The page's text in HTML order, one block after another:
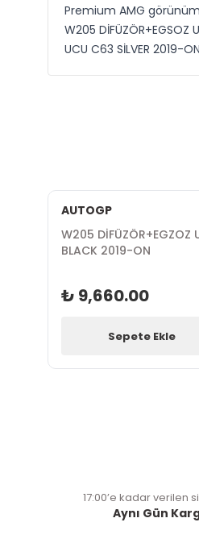
Premium AMG
W205
UCU C63 SİLVER
AUTOGP
W205 DİFÜZÖR+EGZOZ
BLACK 2019-ON
₺ 9,660.00
Sepete Ekle
17:00’e kadar verilen
Aynı Gün